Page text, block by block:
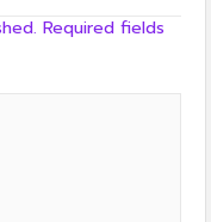
Required fields